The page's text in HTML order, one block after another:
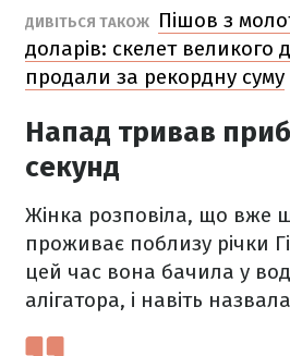
ДИВІТЬСЯ ТАКОЖ
Пішов з
доларів: скелет великого
продали за рекордну суму
Напад тривав
секунд
Жінка розповіла, що вже
проживає поблизу річки
цей час вона бачила у
алігатора, і навіть назвала